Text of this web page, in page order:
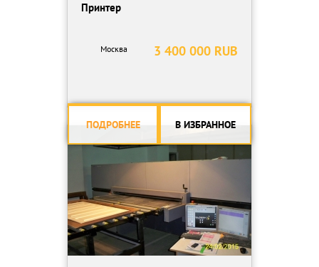
Принтер
3 400 000 RUB
Москва
ПОДРОБНЕЕ В ИЗБРАННОЕ